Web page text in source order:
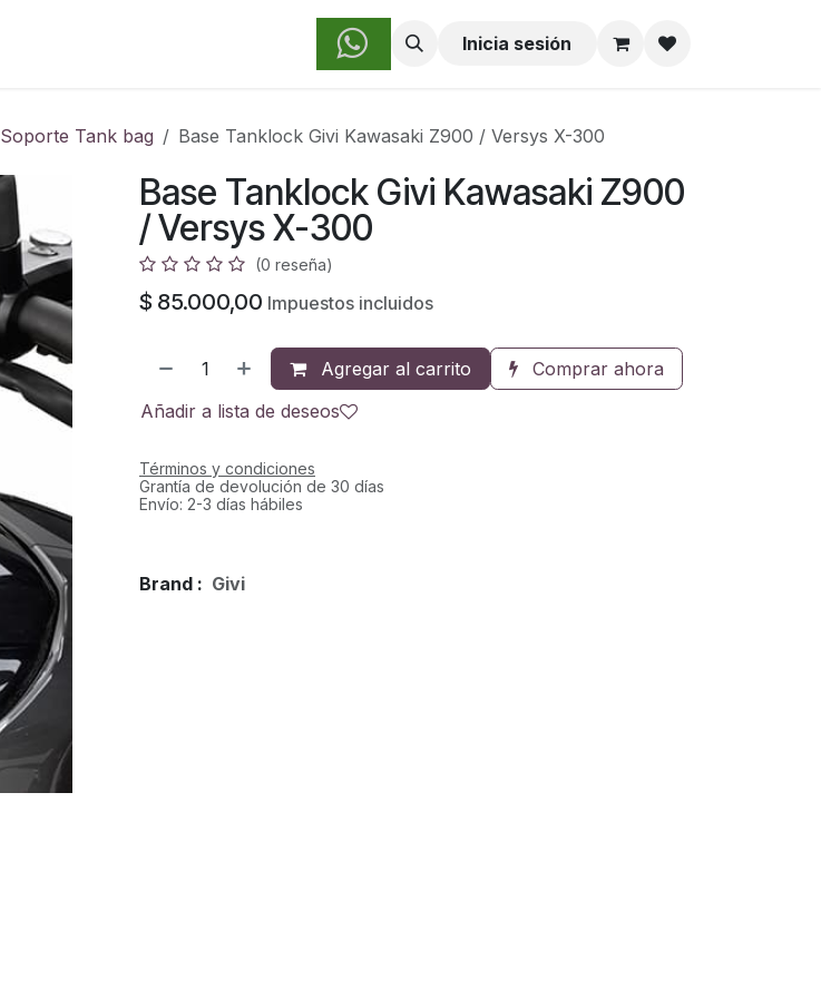
Sobre Nosotros Inicia sesión
Soporte Tank bag Base Tanklock Givi Kawasaki Z900 / Versys X-300
Base Tanklock Givi Kawasaki Z900
/ Versys X-300
(0 reseña)
$ 85.000,00 Impuestos incluidos
Agregar al carrito
Comprar ahora
Añadir a lista de deseos
Términos y condiciones
Grantía de devolución de 30 días
Envío: 2-3 días hábiles
Brand : Givi